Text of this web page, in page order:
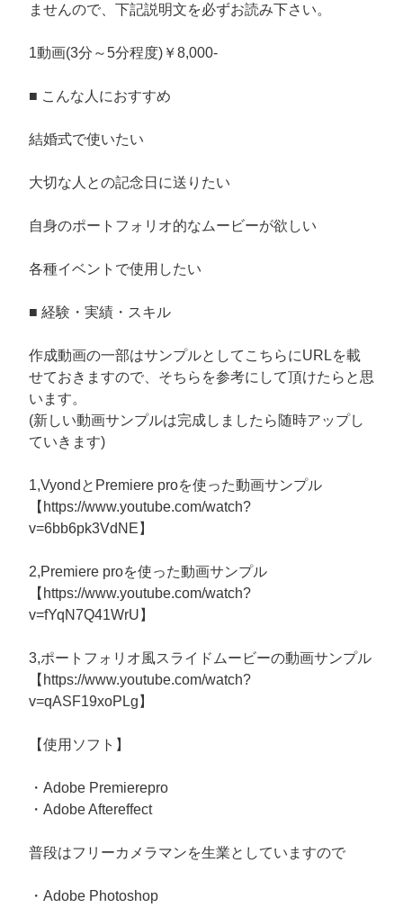
ませんので、下記説明文を必ずお読み下さい。
1動画(3分～5分程度)￥8,000-
■ こんな人におすすめ
結婚式で使いたい
大切な人との記念日に送りたい
自身のポートフォリオ的なムービーが欲しい
各種イベントで使用したい
■ 経験・実績・スキル
作成動画の一部はサンプルとしてこちらにURLを載
せておきますので、そちらを参考にして頂けたらと思
います。
(新しい動画サンプルは完成しましたら随時アップし
ていきます)
1,VyondとPremiere proを使った動画サンプル
【https://www.youtube.com/watch?
v=6bb6pk3VdNE】
2,Premiere proを使った動画サンプル
【https://www.youtube.com/watch?
v=fYqN7Q41WrU】
3,ポートフォリオ風スライドムービーの動画サンプル
【https://www.youtube.com/watch?
v=qASF19xoPLg】
【使用ソフト】
・Adobe Premierepro
・Adobe Aftereffect
普段はフリーカメラマンを生業としていますので
・Adobe Photoshop